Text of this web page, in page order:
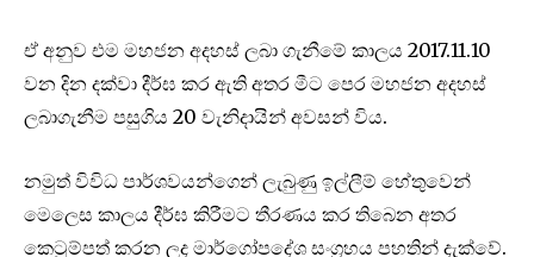
ඒ අනුව එම මහජන අදහස් ලබා ගැනීමේ කාලය 2017.11.10
වන දින දක්වා දීර්ඝ කර ඇති අතර මීට පෙර මහජන අදහස්
ලබාගැනීම පසුගිය 20 වැනිදායින් අවසන් විය.
නමුත් විවිධ පාර්ශවයන්ගෙන් ලැබුණු ඉල්ලීම් හේතුවෙන්
මෙලෙස කාලය දීර්ඝ කිරීමට තීරණය කර තිබෙන අතර
කෙටුම්පත් කරන ලද මාර්ගෝපදේශ සංග්‍රහය පහතින් දැක්වේ.